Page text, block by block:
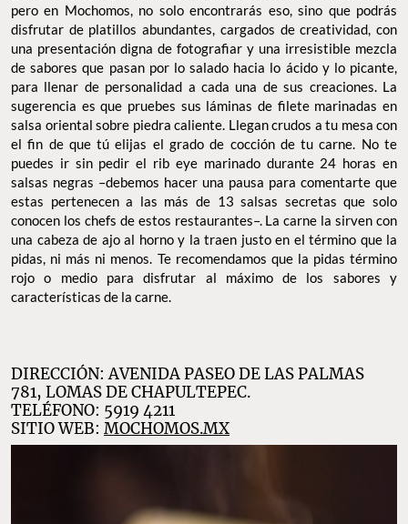
pero en Mochomos, no solo encontrarás eso, sino que podrás
disfrutar de platillos abundantes, cargados de creatividad, con
una presentación digna de fotografiar y una irresistible mezcla
de sabores que pasan por lo salado hacia lo ácido y lo picante,
para llenar de personalidad a cada una de sus creaciones. La
sugerencia es que pruebes sus láminas de filete marinadas en
salsa oriental sobre piedra caliente. Llegan crudos a tu mesa con
el fin de que tú elijas el grado de cocción de tu carne. No te
puedes ir sin pedir el rib eye marinado durante 24 horas en
salsas negras –debemos hacer una pausa para comentarte que
estas pertenecen a las más de 13 salsas secretas que solo
conocen los chefs de estos restaurantes–. La carne la sirven con
una cabeza de ajo al horno y la traen justo en el término que la
pidas, ni más ni menos. Te recomendamos que la pidas término
rojo o medio para disfrutar al máximo de los sabores y
características de la carne.
DIRECCIÓN: AVENIDA PASEO DE LAS PALMAS
781, LOMAS DE CHAPULTEPEC.
TELÉFONO: 5919 4211
SITIO WEB: MOCHOMOS.MX